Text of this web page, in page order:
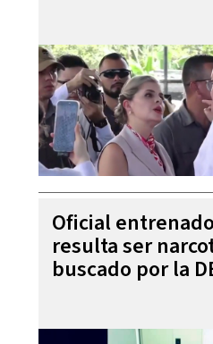
Oficial
resulta ser
buscado por la